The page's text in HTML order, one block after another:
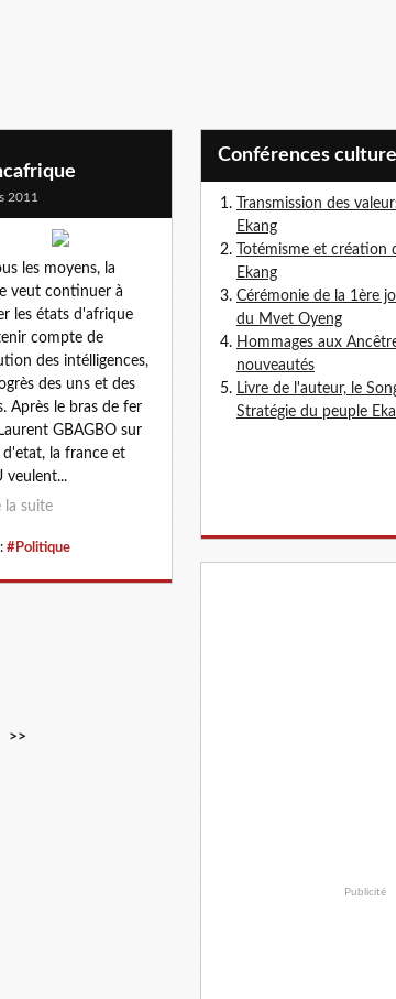
2011
les moyens, la
veut continuer à
les états d'afrique
compte de
des intélligences,
des uns et des
Après le bras de fer
GBAGBO sur
d'etat, la france et
veulent...
la suite
#Politique
>>
Conférences
Transmission des
Ekang
Totémisme et création
Ekang
Cérémonie de la 1ère
du Mvet Oyeng
Hommages aux
nouveautés
Livre de l'auteur, le
Stratégie du peuple
Publicité